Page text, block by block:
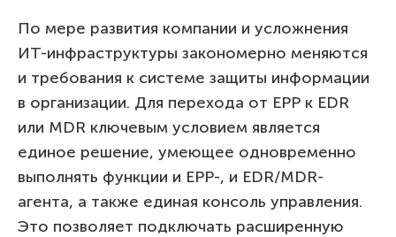
По мере развития компании и усложнения
ИТ-инфраструктуры закономерно меняются
и требования к системе защиты информации
в организации. Для перехода от EPP к EDR
или MDR ключевым условием является
единое решение, умеющее одновременно
выполнять функции и EPP-, и EDR/MDR-
агента, а также единая консоль управления.
Это позволяет подключать расширенную